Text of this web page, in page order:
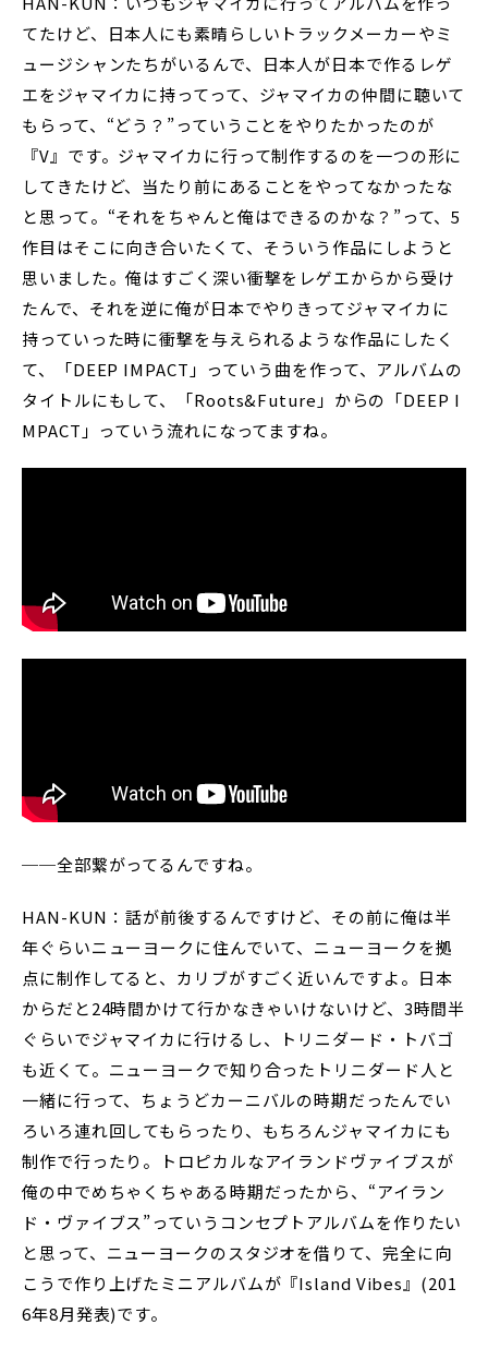
てたけど、日本人にも素晴らしいトラックメーカーやミ
ュージシャンたちがいるんで、日本人が日本で作るレゲ
エをジャマイカに持ってって、ジャマイカの仲間に聴いて
もらって、“どう？”っていうことをやりたかったのが
『V』です。ジャマイカに行って制作するのを一つの形に
してきたけど、当たり前にあることをやってなかったな
と思って。“それをちゃんと俺はできるのかな？”って、5
作目はそこに向き合いたくて、そういう作品にしようと
思いました。俺はすごく深い衝撃をレゲエからから受け
たんで、それを逆に俺が日本でやりきってジャマイカに
持っていった時に衝撃を与えられるような作品にしたく
て、「DEEP IMPACT」っていう曲を作って、アルバムの
タイトルにもして、「Roots&Future」からの「DEEP I
MPACT」っていう流れになってますね。
──全部繋がってるんですね。
HAN-KUN：話が前後するんですけど、その前に俺は半
年ぐらいニューヨークに住んでいて、ニューヨークを拠
点に制作してると、カリブがすごく近いんですよ。日本
からだと24時間かけて行かなきゃいけないけど、3時間半
ぐらいでジャマイカに行けるし、トリニダード・トバゴ
も近くて。ニューヨークで知り合ったトリニダード人と
一緒に行って、ちょうどカーニバルの時期だったんでい
ろいろ連れ回してもらったり、もちろんジャマイカにも
制作で行ったり。トロピカルなアイランドヴァイブスが
俺の中でめちゃくちゃある時期だったから、“アイラン
ド・ヴァイブス”っていうコンセプトアルバムを作りたい
と思って、ニューヨークのスタジオを借りて、完全に向
こうで作り上げたミニアルバムが『Island Vibes』(201
6年8月発表)です。